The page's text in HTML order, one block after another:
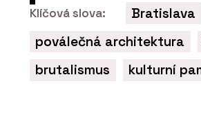
PRODUKTY
Fasádní desky z
laminátu MEG - CHYTRÉ
Klíčová slova:
Bratislava
poválečná architektura
brutalismus
kulturní